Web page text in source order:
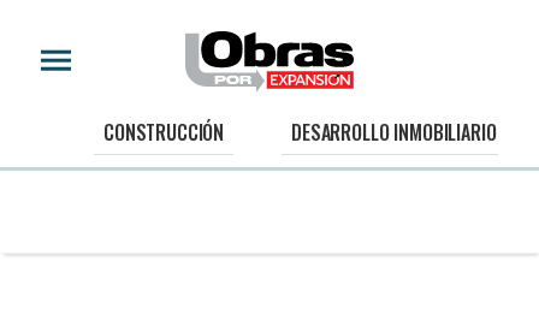
CONSTRUCCIÓN DESARROLLO INMOBILIARIO